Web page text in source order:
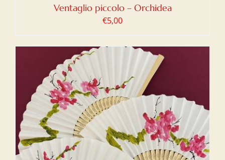
Ventaglio piccolo – Orchidea
€5,00